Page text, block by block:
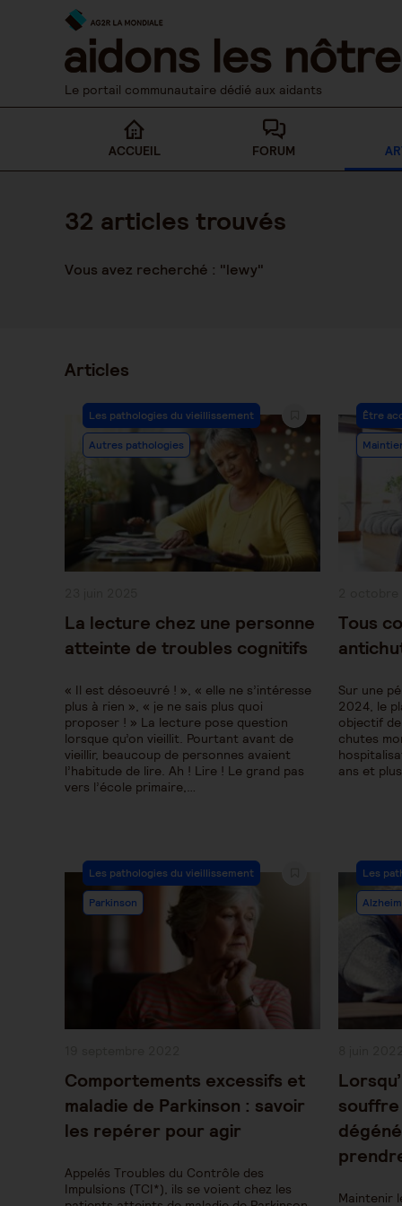
Le portail communautaire dédié aux aidants
ACCUEIL FORUM
32 articles trouvés
Vous avez recherché : "lewy"
Articles
Post
Category:
Les pathologies du vieillissement
Autres pathologies
La lecture chez une personne
atteinte de troubles cognitifs
« Il est désoeuvré ! », « elle ne s’intéresse
plus à rien », « je ne sais plus quoi
proposer ! » La lecture pose question
lorsque qu’on vieillit. Pourtant avant de
vieillir, beaucoup de personnes avaient
l’habitude de lire. Ah ! Lire ! Le grand pas
vers l’école primaire,…
Post
Être
Tous
Sur une
2024, le
objectif
chutes
ans et
Post
Category:
Les pathologies du vieillissement
Parkinson
Comportements excessifs et
maladie de Parkinson : savoir
les repérer pour agir
Appelés Troubles du Contrôle des
Impulsions (TCI*), ils se voient chez les
Post
Les
souffre
Maintenir